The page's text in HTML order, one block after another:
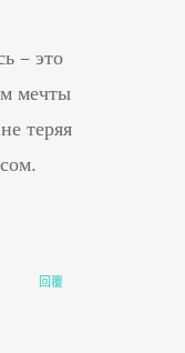
– это
мечты
теряя
回覆